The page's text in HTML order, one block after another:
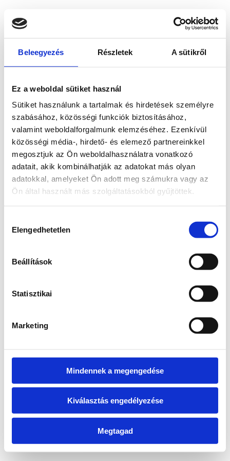
Beleegyezés Részletek A sütikről
Ez a weboldal sütiket használ
Sütiket használunk a tartalmak és hirdetések személyre
szabásához, közösségi funkciók biztosításához,
valamint weboldalforgalmunk elemzéséhez. Ezenkívül
közösségi média-, hirdető- és elemező partnereinkkel
megosztjuk az Ön weboldalhasználatra vonatkozó
adatait, akik kombinálhatják az adatokat más olyan
adatokkal, amelyeket Ön adott meg számukra vagy az
Ön által használt más szolgáltatásokból gyűjtöttek.
kiválasztása
Elengedhetetlen
Beállítások
Statisztikai
Marketing
Mindennek a megengedése
Kiválasztás engedélyezése
Megtagad
loadingwww.bicapp.hu
(see the browser console for more